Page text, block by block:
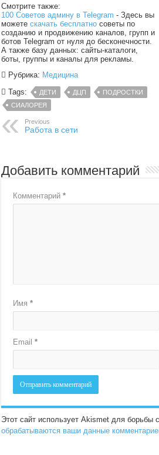
психолог)
Смотрите также:
100 Советов админу в Telegram - Здесь вы
можетескачать бесплатно советы по
созданию и продвижению каналов, групп и
ботов Telegram от нуля до бесконечности.
А также базу данных: сайты-каталоги,
боты, группы и каналы для рекламы.
Рубрика: Медицина
Tags:
ДЕТИ ДЦП
ПОДРОСТКИ
СИАЛОРЕЯ
Previous
Работа в сети
Добавить комментарий
Комментарий*
Имя*
Email*
Этот сайт использует Akismet для
обрабатываются ваши данные